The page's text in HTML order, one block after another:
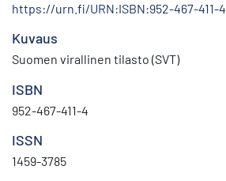
https://urn.fi/URN:ISBN:952-467-411-4
Kuvaus
Suomen virallinen tilasto (SVT)
ISBN
952-467-411-4
ISSN
1459-3785